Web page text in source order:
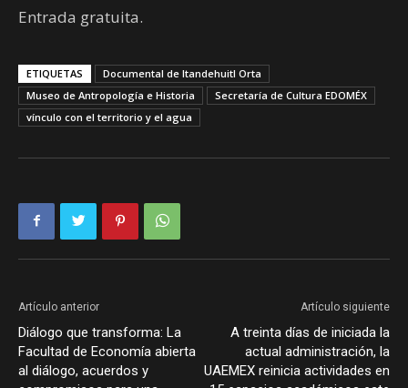
Entrada gratuita.
ETIQUETAS
Documental de Itandehuitl Orta
Museo de Antropología e Historia
Secretaría de Cultura EDOMÉX
vínculo con el territorio y el agua
Artículo anterior
Diálogo que transforma: La
Facultad de Economía abierta
al diálogo, acuerdos y
Artículo siguiente
A treinta días de iniciada la
actual administración, la
UAEMEX reinicia actividades en